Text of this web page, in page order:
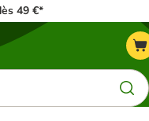
49 €*